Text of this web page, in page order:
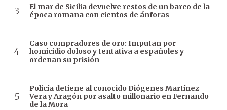
El mar de Sicilia devuelve restos de un barco de la
época romana con cientos de ánforas
Caso compradores de oro: Imputan por
homicidio doloso y tentativa a españoles y
ordenan su prisión
Policía detiene al conocido Diógenes Martínez
Vera y Aragón por asalto millonario en Fernando
de la Mora